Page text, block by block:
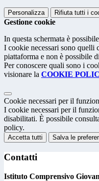
Personalizza Rifiuta tutti i
Gestione cookie
In questa schermata è
I cookie necessari sono quelli
piattaforma e non è possibile
Per conoscere quali sono i
visionare la COOKIE
Cookie necessari per il
I cookie necessari per il
disabilitati. È possibile
policy.
Accetta tutti Salva le
Contatti
Istituto Comprensivo